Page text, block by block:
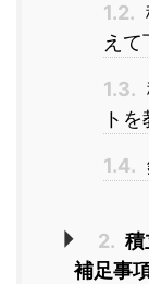
1.2.
えて
1.3.
ト
1.4.
2. 積
補足事